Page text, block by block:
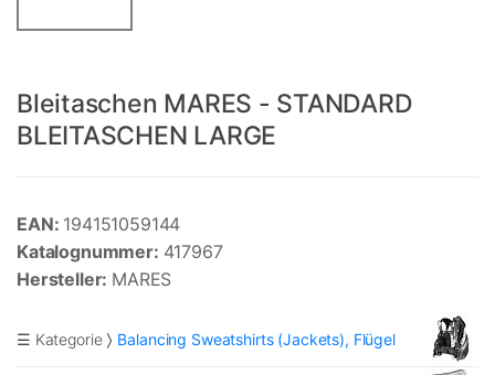
Bleitaschen MARES - STANDARD
BLEITASCHEN LARGE
EAN: 194151059144
Katalognummer: 417967
Hersteller: MARES
☰ Kategorie Balancing Sweatshirts (Jackets), Flügel